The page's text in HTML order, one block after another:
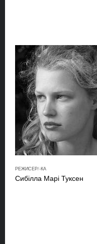
РЕЖИСЕР/-КА
Сибілла Марі Туксен